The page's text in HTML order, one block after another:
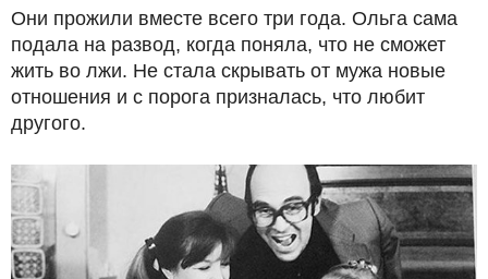
Они прожили вместе всего три года. Ольга сама
подала на развод, когда поняла, что не сможет
жить во лжи. Не стала скрывать от мужа новые
отношения и с порога призналась, что любит
другого.